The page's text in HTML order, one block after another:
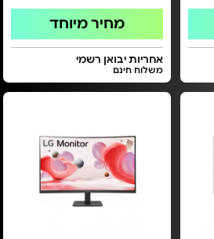
מחיר מיוחד
אחריות יבואן רשמי
משלוח חינם